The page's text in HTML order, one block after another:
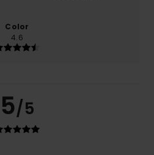
Color
4.6
5/5